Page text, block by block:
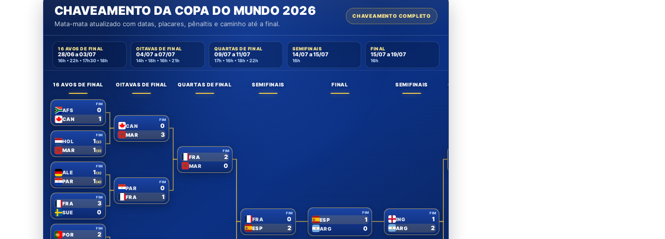
CHAVEAMENTO DA COPA DO MUNDO 2026
Mata-mata atualizado com datas, placares, pênaltis e caminho até a final.
CHAVEAMENTO COMPLETO
16 AVOS DE FINAL
28/06 a 03/07
16h • 22h • 17h30 • 18h
OITAVAS DE FINAL
04/07 a 07/07
14h • 18h • 16h • 21h
QUARTAS DE FINAL
09/07 a 11/07
17h • 16h • 18h • 22h
SEMIFINAIS
14/07 a 15/07
16h
FINAL
15/07 a 19/07
16h
16 AVOS DE FINAL OITAVAS DE FINAL QUARTAS DE FINAL SEMIFINAIS QUARTAS DE FINAL
SEMIFINAIS
FINAL
FIM
AFS 0
CAN 1
FIM
HOL 1(2)
MAR 1(3)
FIM
ALE 1(3)
PAR 1(4)
FIM
FRA 3
SUE 0
FIM
POR 2
FIM
CAN 0
MAR 3
FIM
PAR 0
FRA 1
FIM
FRA 2
MAR 0
FIM
FRA 0
ESP 2
FIM
ING 1
ARG 2
FIM
ESP 1
ARG 0